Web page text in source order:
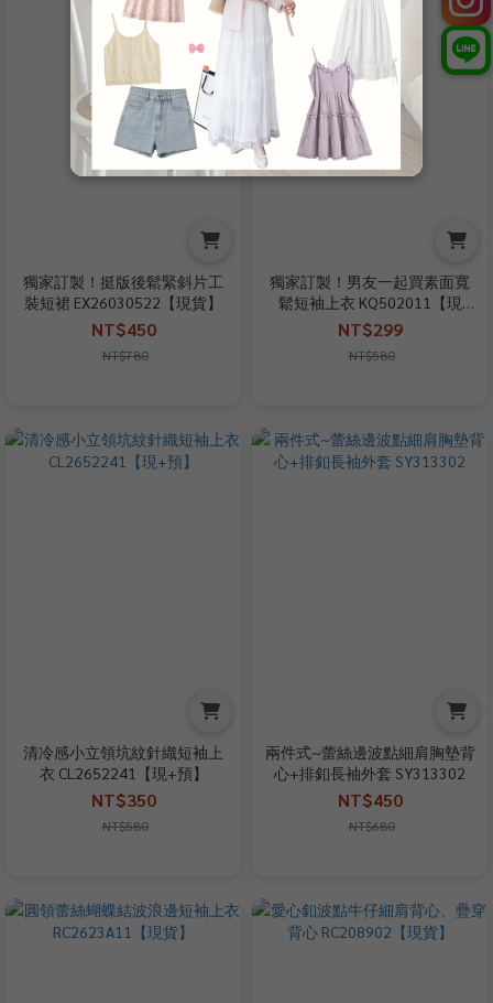
獨家訂製！挺版後鬆緊斜片工
裝短裙 EX26030522【現貨】
NT$450
NT$780
獨家訂製！男友一起買素面寬
鬆短袖上衣 KQ502011【現
貨】
NT$299
NT$580
清冷感小立領坑紋針織短袖上
衣 CL2652241【現+預】
NT$350
NT$580
兩件式~蕾絲邊波點細肩胸墊背
心+排釦長袖外套 SY313302
NT$450
NT$680